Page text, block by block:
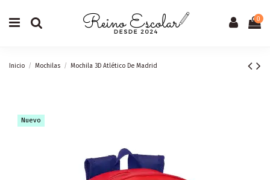
0
Inicio Mochilas Mochila 3D Atlético De Madrid
Nuevo